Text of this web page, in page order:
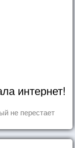
интернет!
не перестает